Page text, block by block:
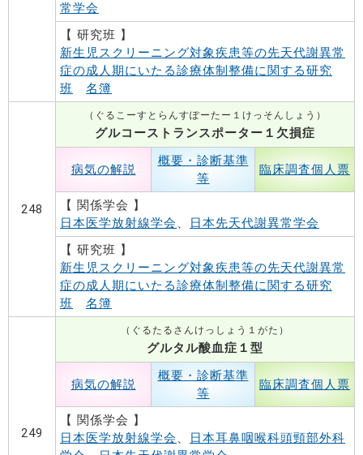
常学会
【 研究班 】
新生児スクリーニング対象疾患等の先天代謝異常
症の成人期にいたる診療体制整備に関する研究
班
名簿
248
（ぐるこーすとらんすぽーたー１けっそんしょう）
グルコーストランスポーター１欠損症
病気の解説
概要・診断基準
等
臨床調査個人票
【 関係学会 】
日本医学放射線学会 、
日本先天代謝異常学会
【 研究班 】
新生児スクリーニング対象疾患等の先天代謝異常
症の成人期にいたる診療体制整備に関する研究
班
名簿
249
（ぐるたるさんけっしょう１がた）
グルタル酸血症１型
病気の解説
概要・診断基準
等
臨床調査個人票
【 関係学会 】
日本医学放射線学会 、
日本耳鼻咽喉科頭頸部外科